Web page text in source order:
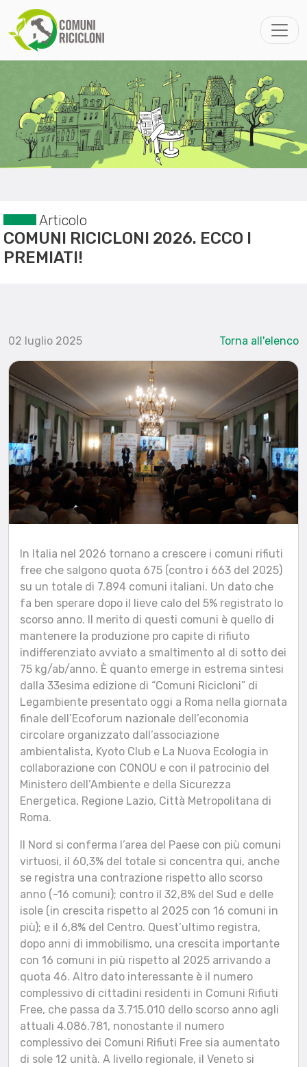
Articolo
COMUNI RICICLONI 2026. ECCO I
PREMIATI!
02 luglio 2025 Torna all'elenco
In Italia nel 2026 tornano a crescere i comuni rifiuti
free che salgono quota 675 (contro i 663 del 2025)
su un totale di 7.894 comuni italiani. Un dato che
fa ben sperare dopo il lieve calo del 5% registrato lo
scorso anno. Il merito di questi comuni è quello di
mantenere la produzione pro capite di rifiuto
indifferenziato avviato a smaltimento al di sotto dei
75 kg/ab/anno. È quanto emerge in estrema sintesi
dalla 33esima edizione di “Comuni Ricicloni” di
Legambiente presentato oggi a Roma nella giornata
finale dell’Ecoforum nazionale dell’economia
circolare organizzato dall’associazione
ambientalista, Kyoto Club e La Nuova Ecologia in
collaborazione con CONOU e con il patrocinio del
Ministero dell’Ambiente e della Sicurezza
Energetica, Regione Lazio, Città Metropolitana di
Roma.
Il Nord si conferma l’area del Paese con più comuni
virtuosi, il 60,3% del totale si concentra qui, anche
se registra una contrazione rispetto allo scorso
anno (-16 comuni); contro il 32,8% del Sud e delle
isole (in crescita rispetto al 2025 con 16 comuni in
più); e il 6,8% del Centro. Quest’ultimo registra,
dopo anni di immobilismo, una crescita importante
con 16 comuni in più rispetto al 2025 arrivando a
quota 46. Altro dato interessante è il numero
complessivo di cittadini residenti in Comuni Rifiuti
Free, che passa da 3.715.010 dello scorso anno agli
attuali 4.086.781, nonostante il numero
complessivo dei Comuni Rifiuti Free sia aumentato
di sole 12 unità. A livello regionale, il Veneto si